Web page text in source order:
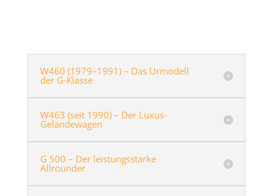
W460 (1979–1991) – Das Urmodell
der G-Klasse
W463 (seit 1990) – Der Luxus-
Geländewagen
G 500 – Der leistungsstarke
Allrounder